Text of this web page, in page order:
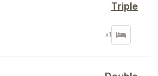
Triple
x1